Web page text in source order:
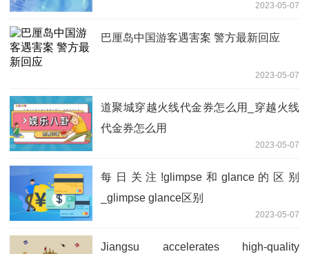
2023-05-07
巴厘岛中国游客遇害案 警方最新回应
2023-05-07
道聚城穿越火线代金券怎么用_穿越火线
代金券怎么用
2023-05-07
每日关注!glimpse和glance的区别
_glimpse glance区别
2023-05-07
Jiangsu accelerates high-quality